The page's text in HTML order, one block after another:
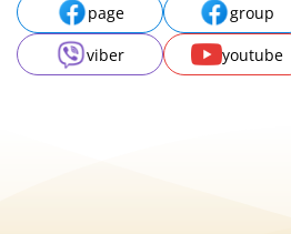
page group
viber
youtube